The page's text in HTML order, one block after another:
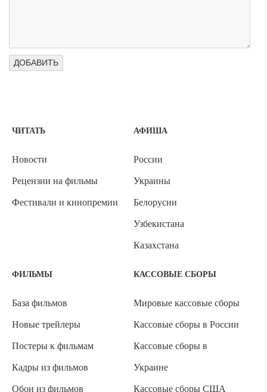
ЧИТАТЬ
Новости
Рецензии на фильмы
Фестивали и кинопремии
АФИША
России
Украины
Белорусии
Узбекистана
Казахстана
ФИЛЬМЫ
База фильмов
Новые трейлеры
Постеры к фильмам
Кадры из фильмов
Обои из фильмов
КАССОВЫЕ СБОРЫ
Мировые кассовые сборы
Кассовые сборы в России
Кассовые сборы в
Украине
Кассовые сборы США